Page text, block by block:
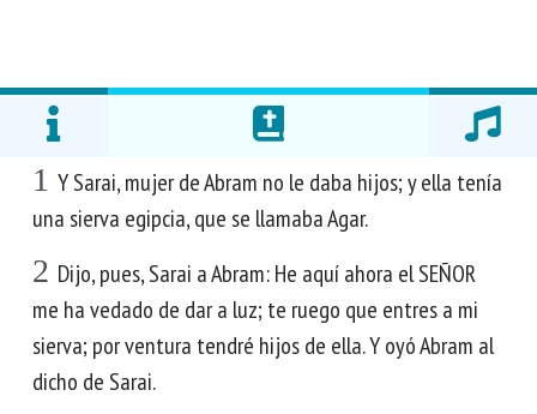
1 Y Sarai, mujer de Abram no le daba hijos; y ella tenía
una sierva egipcia, que se llamaba Agar.
2 Dijo, pues, Sarai a Abram: He aquí ahora el SEÑOR
me ha vedado de dar a luz; te ruego que entres a mi
sierva; por ventura tendré hijos de ella. Y oyó Abram al
dicho de Sarai.